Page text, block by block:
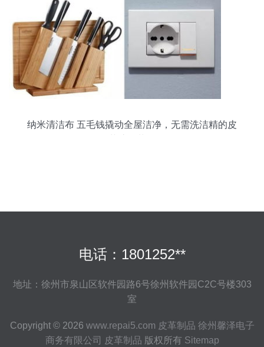
纳米清洁布 五毛钱撬动全屋洁净，无需洗洁精的皮
电话：1801252**
地址：徐州市泉山区软件园路6号徐州软件园C2C号楼303
室
Copyright © 2026 www.repai5.com 皮革制品 徐州馨泽电子
商务有限公司 皮革制品 版权所有 Sitemap